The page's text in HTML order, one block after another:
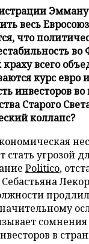
весь
что
всего
курс евро и
инвесторов
Старого
коллапс?
угрозой
Politico,
сомнения
в